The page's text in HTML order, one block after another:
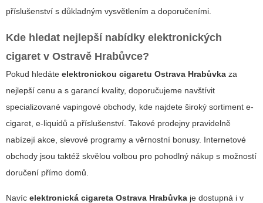
příslušenství s důkladným vysvětlením a doporučeními.
Kde hledat nejlepší nabídky elektronických
cigaret v Ostravě Hrabůvce?
Pokud hledáte elektronickou cigaretu Ostrava Hrabůvka za
nejlepší cenu a s garancí kvality, doporučujeme navštívit
specializované vapingové obchody, kde najdete široký sortiment e-
cigaret, e-liquidů a příslušenství. Takové prodejny pravidelně
nabízejí akce, slevové programy a věrnostní bonusy. Internetové
obchody jsou taktéž skvělou volbou pro pohodlný nákup s možností
doručení přímo domů.
Navíc elektronická cigareta Ostrava Hrabůvka je dostupná i v